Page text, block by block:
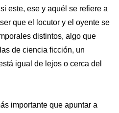
este, ese y aquél se refiere a
que el locutor y el oyente se
distintos, algo que
de ciencia ficción, un
igual de lejos o cerca del
importante que apuntar a